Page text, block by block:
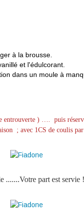
à la brousse.
et l'édulcorant.
dans un moule à
) …. puis
; avec 1CS de coulis
.......Votre part est servie